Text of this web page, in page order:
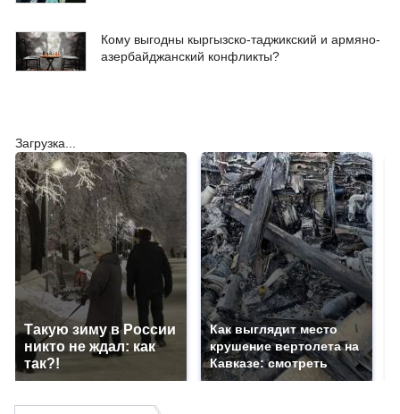
Кому выгодны кыргызско-таджикский и армяно-
азербайджанский конфликты?
Загрузка...
Такую зиму в России
никто не ждал: как
так?!
Как выглядит место
крушение вертолета на
Кавказе: смотреть